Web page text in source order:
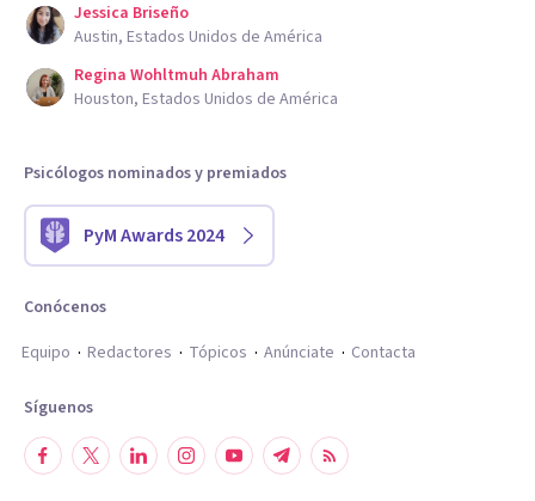
Jessica Briseño
Austin, Estados Unidos de América
Regina Wohltmuh Abraham
Houston, Estados Unidos de América
Psicólogos nominados y premiados
PyM Awards 2024
Conócenos
Equipo
Redactores Tópicos Anúnciate Contacta
Síguenos